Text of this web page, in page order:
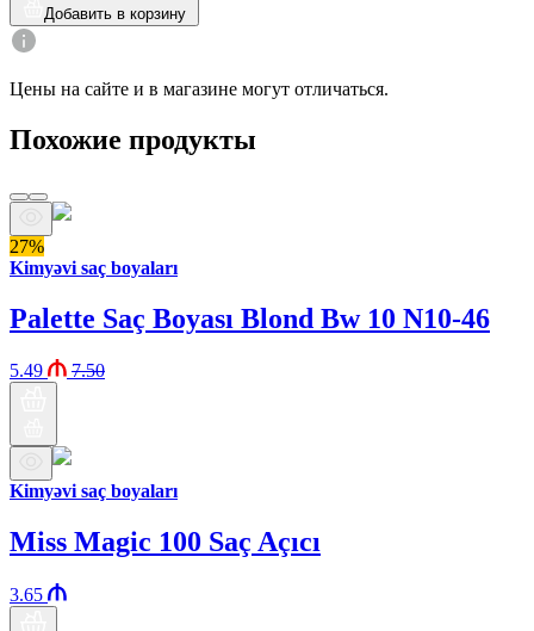
Добавить в корзину
Цены на сайте и в магазине могут отличаться.
Похожие продукты
27%
Kimyəvi saç boyaları
Palette Saç Boyası Blond Bw 10 N10-46
5.49 7.50
Kimyəvi saç boyaları
Miss Magic 100 Saç Açıcı
3.65